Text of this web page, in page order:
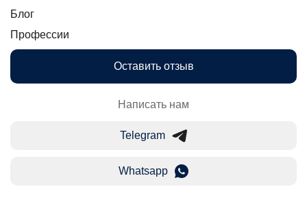
Блог
Профессии
Оставить отзыв
Написать нам
Telegram
Whatsapp